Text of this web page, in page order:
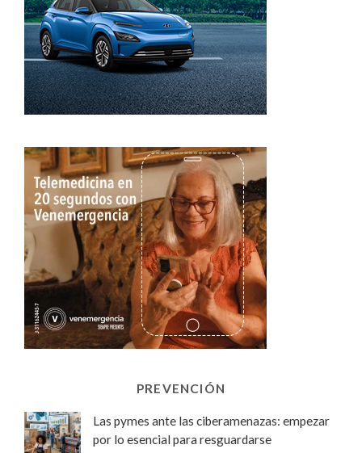
PREVENCIÓN
Las pymes ante las ciberamenazas: empezar
por lo esencial para resguardarse